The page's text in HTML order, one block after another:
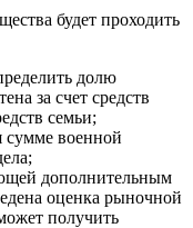
будет проходить
долю
за счет средств
семьи;
сумме военной
дополнительным
оценка рыночной
получить